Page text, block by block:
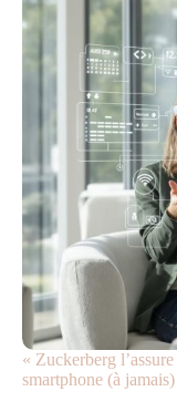
« Zuckerberg
smartphone (à